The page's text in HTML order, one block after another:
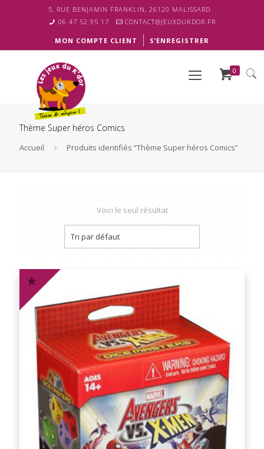
5, RUE BENJAMIN FRANKLIN, 26120 MALISSARD
06 47 52 95 17
CONTACT@JEUXDUKDOR.FR
MON COMPTE CLIENT S’ENREGISTRER
0
Thème Super héros Comics
Accueil Produits identifiés “Thème Super héros Comics”
Voici le seul résultat